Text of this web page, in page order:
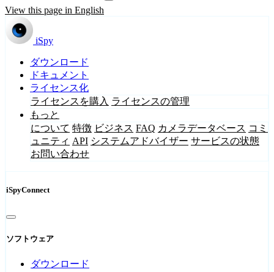
View this page in English
iSpy
ダウンロード
ドキュメント
ライセンス化
ライセンスを購入 ライセンスの管理
もっと
について 特徴 ビジネス FAQ カメラデータベース コミ
ュニティ API システムアドバイザー サービスの状態
お問い合わせ
iSpyConnect
ソフトウェア
ダウンロード